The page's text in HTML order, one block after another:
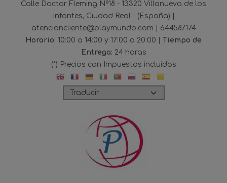
Calle Doctor Fleming Nº18 - 13320 Villanueva de los
Infantes, Ciudad Real - (España) |
atencioncliente@playmundo.com | 644587174
Horario: 10:00 a 14:00 y 17:00 a 20:00 | Tiempo de
Entrega: 24 horas
(*) Precios con Impuestos incluidos